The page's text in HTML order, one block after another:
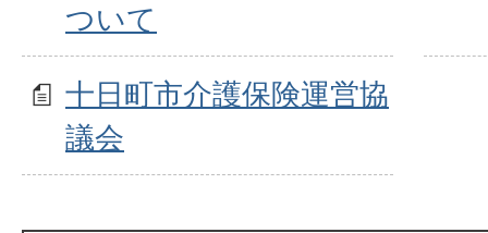
ついて
十日町市介護保険運営協
議会